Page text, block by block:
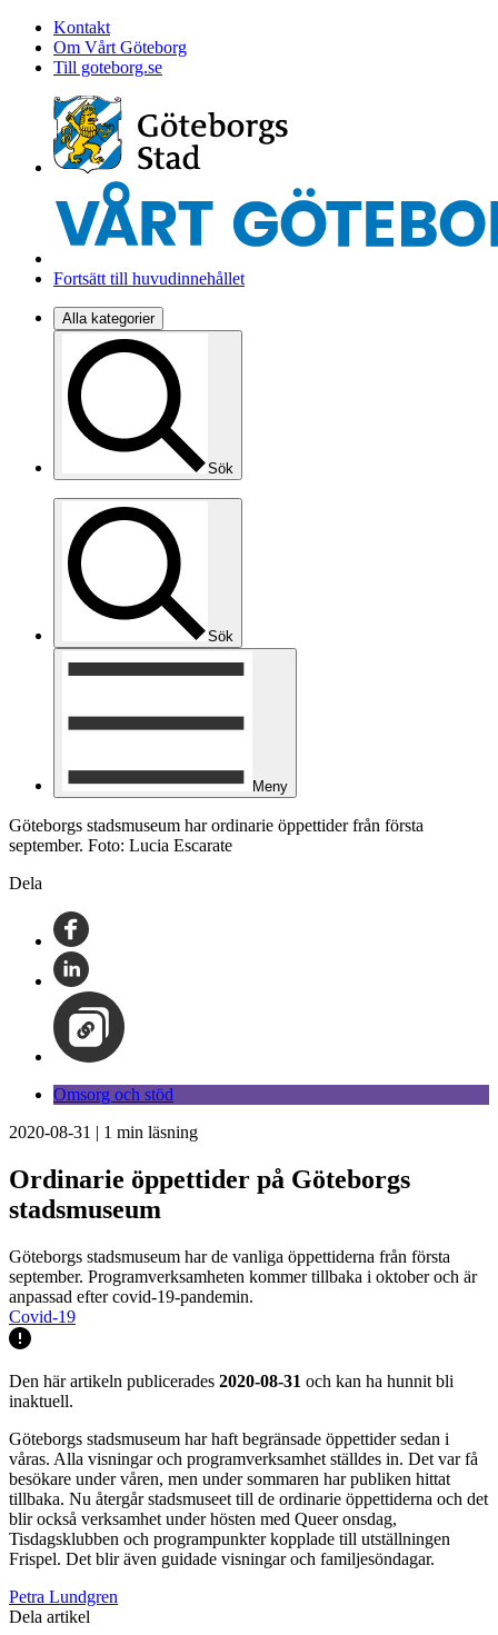
Kontakt
Om Vårt Göteborg
Till goteborg.se
Fortsätt till huvudinnehållet
Alla kategorier
Sök
Sök
Meny
Göteborgs stadsmuseum har ordinarie öppettider från första
september. Foto: Lucia Escarate
Dela
Omsorg och stöd
2020-08-31 | 1 min läsning
Ordinarie öppettider på Göteborgs
stadsmuseum
Göteborgs stadsmuseum har de vanliga öppettiderna från första
september. Programverksamheten kommer tillbaka i oktober och är
anpassad efter covid-19-pandemin.
Covid-19
Den här artikeln publicerades 2020-08-31 och kan ha hunnit bli
inaktuell.
Göteborgs stadsmuseum har haft begränsade öppettider sedan i
våras. Alla visningar och programverksamhet ställdes in. Det var få
besökare under våren, men under sommaren har publiken hittat
tillbaka. Nu återgår stadsmuseet till de ordinarie öppettiderna och det
blir också verksamhet under hösten med Queer onsdag,
Tisdagsklubben och programpunkter kopplade till utställningen
Frispel. Det blir även guidade visningar och familjesöndagar.
Petra Lundgren
Dela artikel